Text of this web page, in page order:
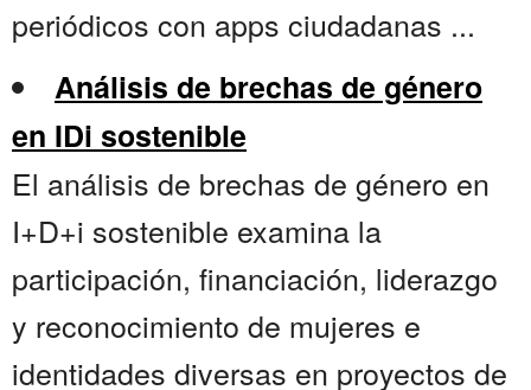
periódicos con apps ciudadanas ...
Análisis de brechas de género
en IDi sostenible
El análisis de brechas de género en
I+D+i sostenible examina la
participación, financiación, liderazgo
y reconocimiento de mujeres e
identidades diversas en proyectos de